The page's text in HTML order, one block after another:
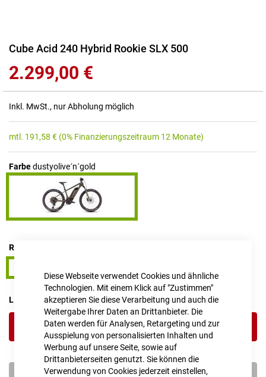
Diese Webseite verwendet Cookies und ähnliche
Technologien. Mit einem Klick auf "Zustimmen"
akzeptieren Sie diese Verarbeitung und auch die
Weitergabe Ihrer Daten an Drittanbieter. Die
Daten werden für Analysen, Retargeting und zur
Ausspielung von personalisierten Inhalten und
Werbung auf unsere Seite, sowie auf
Drittanbieterseiten genutzt. Sie können die
Verwendung von Cookies jederzeit einstellen,
Zum
der
Bildgalerie
springen
Cube Acid 240 Hybrid Rookie SLX 500
2.299,00 €
Inkl. MwSt., nur Abholung möglich
mtl. 191,58 € (0% Finanzierungszeitraum 12 Monate)
Farbedustyolive´n´gold
RAHMENHÖHE
LIEFERZEIT 1 - 2 Werktage
IN DEN WARENKORB